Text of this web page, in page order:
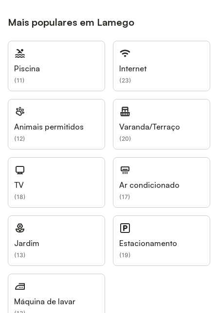
Mais populares em Lamego
Piscina
(11)
Internet
(23)
Animais permitidos
(12)
Varanda/Terraço
(20)
TV
(18)
Ar condicionado
(17)
Jardim
(13)
Estacionamento
(19)
Máquina de lavar